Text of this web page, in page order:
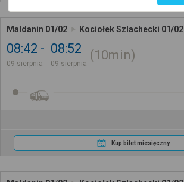
Maldanin 01/02 Kociołek Szlachecki 01/02
08:42
09 sierpnia
08:52
09 sierpnia
10min
Kup bilet miesięczny